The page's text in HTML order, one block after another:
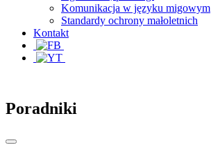
Komunikacja w języku migowym
Standardy ochrony małoletnich
Kontakt
Poradniki